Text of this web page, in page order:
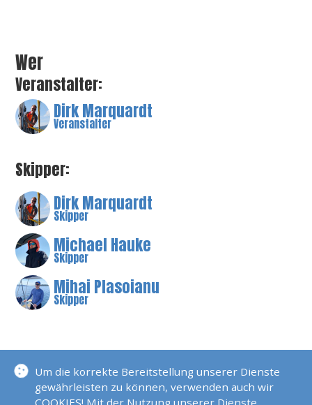
Wer
Veranstalter:
Dirk Marquardt
Veranstalter
Skipper:
Dirk Marquardt
Skipper
Michael Hauke
Skipper
Mihai Plasoianu
Skipper
BESCHREIBUNG
Um die korrekte Bereitstellung unserer Dienste
gewährleisten zu können, verwenden auch wir
COOKIES! Mit der Nutzung unserer Dienste